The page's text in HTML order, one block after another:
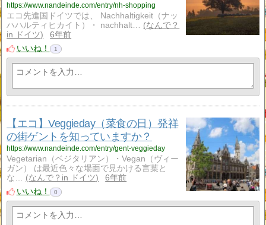
https://www.nandeinde.com/entry/nh-shopping
エコ先進国ドイツでは、 Nachhaltigkeit（ナッ
ハハルティヒカイト）・ nachhalt…
なんで？
in ドイツ
6年前
いいね！
1
【エコ】Veggieday（菜食の日）発祥
の街ゲントを知っていますか？
https://www.nandeinde.com/entry/gent-veggieday
Vegetarian（ベジタリアン）・Vegan（ヴィー
ガン） は最近色々な場面で見かける言葉と
な…
なんで？in ドイツ
6年前
いいね！
0